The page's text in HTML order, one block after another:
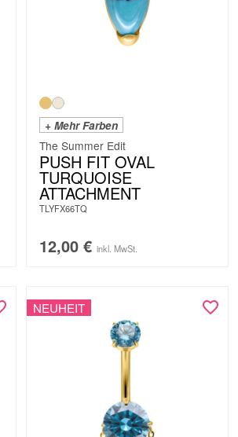
+ Mehr Farben
The Summer Edit
PUSH FIT OVAL
TURQUOISE
ATTACHMENT
TLYFX66TQ
12,00 € inkl. MwSt.
NEUHEIT